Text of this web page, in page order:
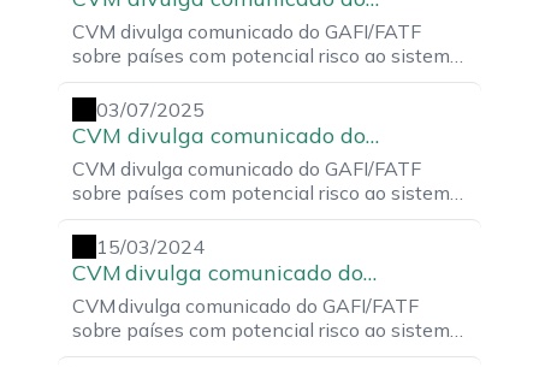
GAFI/FATF sobre países com potencial
risco ao sistema financeiro
CVM divulga comunicado do GAFI/FATF
sobre países com potencial risco ao sistema
financeiro
03/07/2025
CVM divulga comunicado do
GAFI/FATF sobre países com potencial
risco ao sistema financeiro
CVM divulga comunicado do GAFI/FATF
sobre países com potencial risco ao sistema
financeiro
15/03/2024
CVM divulga comunicado do
GAFI/FATF sobre países com potencial
risco ao sistema financeiro
CVM divulga comunicado do GAFI/FATF
sobre países com potencial risco ao sistema
financeiro